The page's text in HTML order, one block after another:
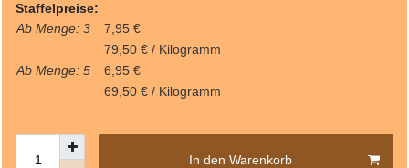
Staffelpreise:
Ab Menge: 3
7,95 €
79,50 € / Kilogramm
Ab Menge: 5
6,95 €
69,50 € / Kilogramm
In den Warenkorb